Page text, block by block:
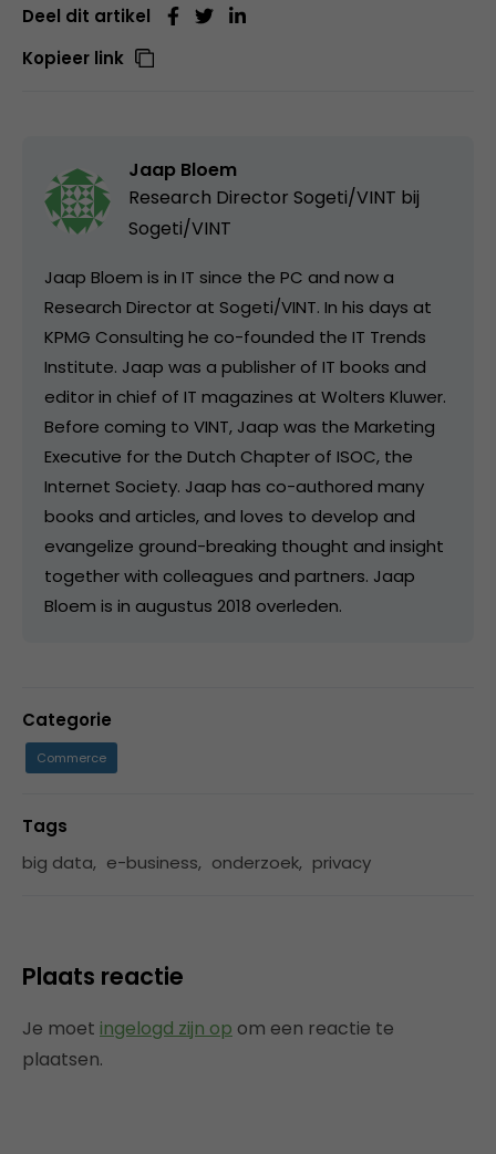
Deel dit artikel
Kopieer link
Jaap Bloem
Research Director Sogeti/VINT bij
Sogeti/VINT
Jaap Bloem is in IT since the PC and now a
Research Director at Sogeti/VINT. In his days at
KPMG Consulting he co-founded the IT Trends
Institute. Jaap was a publisher of IT books and
editor in chief of IT magazines at Wolters Kluwer.
Before coming to VINT, Jaap was the Marketing
Executive for the Dutch Chapter of ISOC, the
Internet Society. Jaap has co-authored many
books and articles, and loves to develop and
evangelize ground-breaking thought and insight
together with colleagues and partners. Jaap
Bloem is in augustus 2018 overleden.
Categorie
Commerce
Tags
big data, e-business, onderzoek, privacy
Plaats reactie
Je moet ingelogd zijn op om een reactie te
plaatsen.